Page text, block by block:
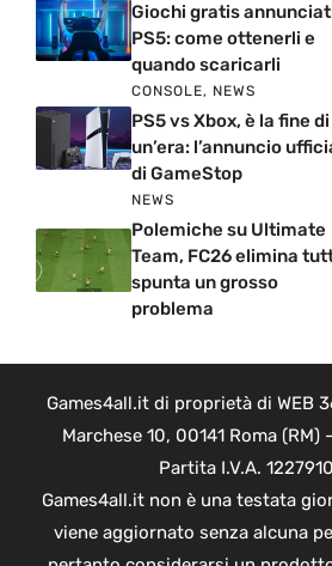
Giochi gratis
PS5: come ottenerli e
quando scaricarli
CONSOLE, NEWS
PS5 vs Xbox, è la fine di
un’era: l’annuncio
di GameStop
NEWS
Polemiche su Ultimate
Team, FC26 elimina
spunta un grosso
problema
Games4all.it di proprietà di WEB
Marchese 10, 00141 Roma (RM)
Partita I.V.A.
Games4all.it non è una testata
viene aggiornato senza alcuna